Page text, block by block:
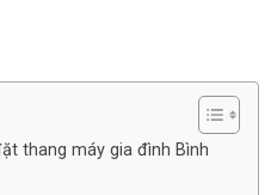
thang máy gia đình Bình